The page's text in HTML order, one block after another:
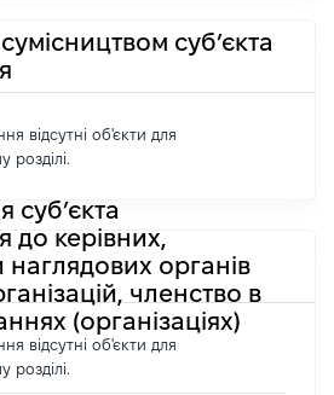
суб’єкта
відсутні об'єкти для
розділі.
суб’єкта
до керівних,
наглядових органів
членство в
(організаціях)
відсутні об'єкти для
розділі.